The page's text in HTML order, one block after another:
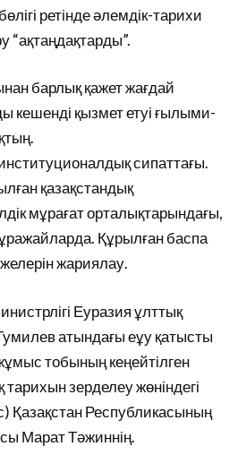
ретінде әлемдік-тарихи
“ақтаңдақтарды”.
барлық қажет жағдай
кешенді қызмет етуі ғылыми-
сипаттағы.
қазақстандық
мұрағат орталықтарындағы,
Құрылған баспа
жариялау.
Еуразия ұлттық
атындағы еұу қатысты
тобының кеңейтілген
зерделеу жөніндегі
Қазақстан Республикасының
Марат Тәжиннің.